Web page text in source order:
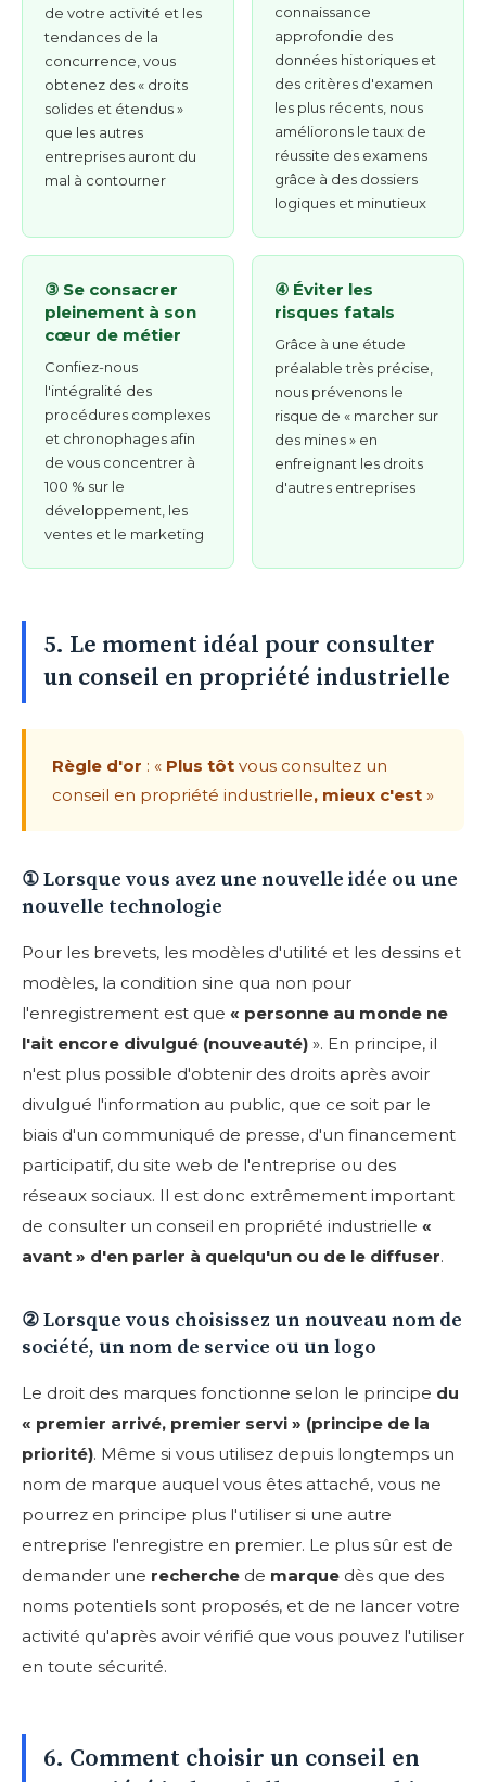
de votre activité et les
tendances de la
concurrence, vous
obtenez des « droits
solides et étendus »
que les autres
entreprises auront du
mal à contourner
connaissance
approfondie des
données historiques et
des critères d'examen
les plus récents, nous
améliorons le taux de
réussite des examens
grâce à des dossiers
logiques et minutieux
③ Se consacrer
pleinement à son
cœur de métier
Confiez-nous
l'intégralité des
procédures complexes
et chronophages afin
de vous concentrer à
100 % sur le
développement, les
ventes et le marketing
④ Éviter les
risques fatals
Grâce à une étude
préalable très précise,
nous prévenons le
risque de « marcher sur
des mines » en
enfreignant les droits
d'autres entreprises
5. Le moment idéal pour consulter
un conseil en propriété industrielle
Règle d'or : « Plus tôt vous consultez un
conseil en propriété industrielle, mieux c'est »
① Lorsque vous avez une nouvelle idée ou une
nouvelle technologie
Pour les brevets, les modèles d'utilité et les dessins et
modèles, la condition sine qua non pour
l'enregistrement est que « personne au monde ne
l'ait encore divulgué (nouveauté) ». En principe, il
n'est plus possible d'obtenir des droits après avoir
divulgué l'information au public, que ce soit par le
biais d'un communiqué de presse, d'un financement
participatif, du site web de l'entreprise ou des
réseaux sociaux. Il est donc extrêmement important
de consulter un conseil en propriété industrielle «
avant » d'en parler à quelqu'un ou de le diffuser.
② Lorsque vous choisissez un nouveau nom de
société, un nom de service ou un logo
Le droit des marques fonctionne selon le principe du
« premier arrivé, premier servi » (principe de la
priorité). Même si vous utilisez depuis longtemps un
nom de marque auquel vous êtes attaché, vous ne
pourrez en principe plus l'utiliser si une autre
entreprise l'enregistre en premier. Le plus sûr est de
demander une recherche de marque dès que des
noms potentiels sont proposés, et de ne lancer votre
activité qu'après avoir vérifié que vous pouvez l'utiliser
en toute sécurité.
6. Comment choisir un conseil en